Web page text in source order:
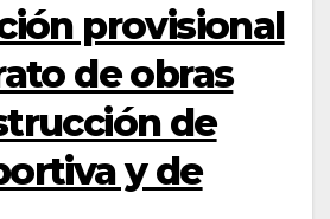
provisional
de obras
de
y de